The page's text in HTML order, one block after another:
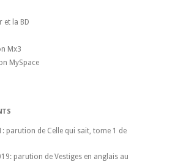
et la BD
Mx3
MySpace
parution de Celle qui sait, tome 1 de
parution de Vestiges en anglais au